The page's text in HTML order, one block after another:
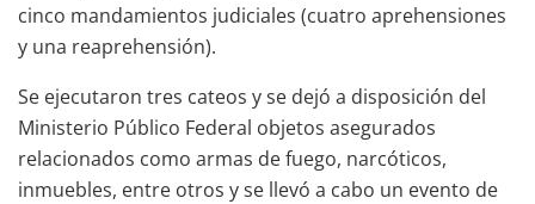
cinco mandamientos judiciales (cuatro aprehensiones
y una reaprehensión).
Se ejecutaron tres cateos y se dejó a disposición del
Ministerio Público Federal objetos asegurados
relacionados como armas de fuego, narcóticos,
inmuebles, entre otros y se llevó a cabo un evento de